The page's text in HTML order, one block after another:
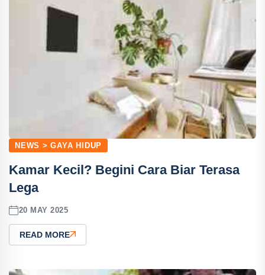
NEWS > GAYA HIDUP
Kamar Kecil? Begini Cara Biar Terasa
Lega
20 MAY 2025
READ MORE